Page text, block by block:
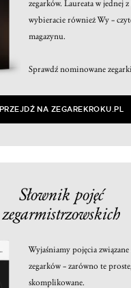
zegarków. Laureata w jednej
wybieracie również Wy –
magazynu.
Sprawdź nominowane
PRZEJDŹ NA ZEGAREKROKU.PL
Słownik pojęć
zegarmistrzowskich
Wyjaśniamy pojęcia związane
zegarków – zarówno te
skomplikowane.